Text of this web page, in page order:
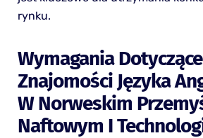
rynku.
Wymagania Dotyczące
Znajomości Języka
W Norweskim
Naftowym I